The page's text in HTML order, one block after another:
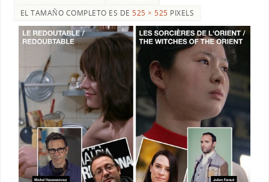
EL TAMAÑO COMPLETO ES DE525 × 525 PIXELS